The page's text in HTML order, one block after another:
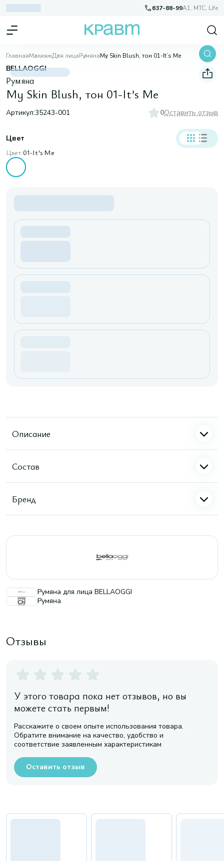
637-88-99A1, МТС, Life
ГлавнаяМакияжДля лицаРумянаMy Skin Blush, тон 01-It’s Me
BELLAOGGI
Румяна
My Skin Blush, тон 01-It’s Me
Артикул:35243-001 0Оставить отзыв
Цвет
Цвет:01-It's Me
Описание
Состав
Бренд
Румяна для лица BELLAOGGI
Румяна
Отзывы
У этого товара пока нет отзывов, но вы
можете стать первым!
Расскажите о своем опыте использования товара.
Обратите внимание на качество, удобство и
соответствие заявленным характеристикам
Оставить отзыв